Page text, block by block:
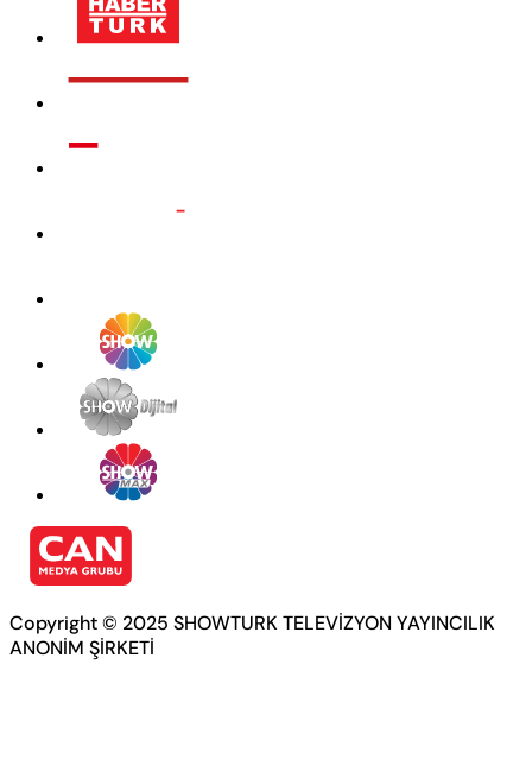
Copyright © 2025 SHOWTURK TELEVİZYON YAYINCILIK
ANONİM ŞİRKETİ